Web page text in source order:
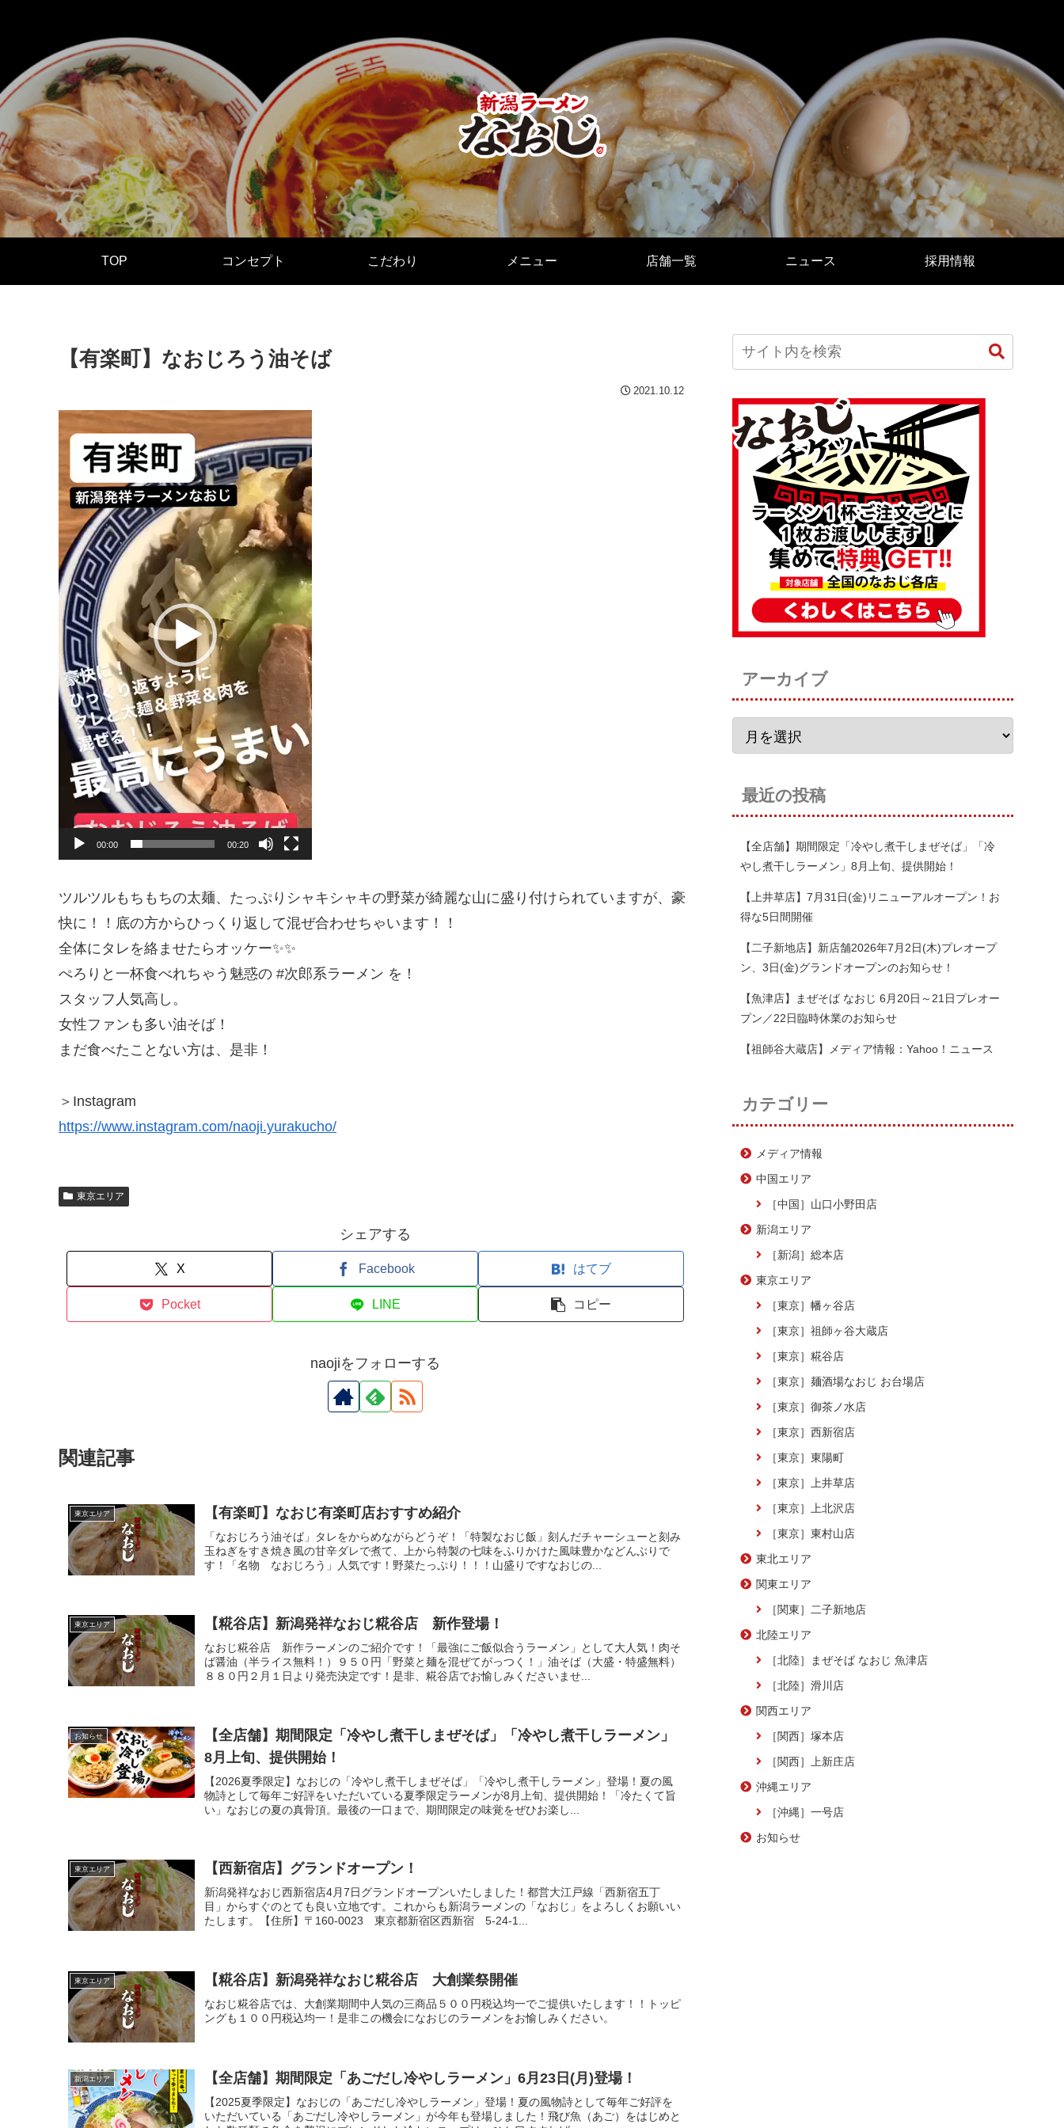
TOP コンセプト こだわり メニュー 店舗一覧 ニュース 採用情報
【有楽町】なおじろう油そば
2021.10.12
画
プ
レ
ー
ヤ
ー
00:00 00:20
ツルツルもちもちの太麺、たっぷりシャキシャキの野菜が綺麗な山に盛り付けられていますが、豪
快に！！底の方からひっくり返して混ぜ合わせちゃいます！！
全体にタレを絡ませたらオッケー✨✨
ぺろりと一杯食べれちゃう魅惑の #次郎系ラーメン を！
スタッフ人気高し。
女性ファンも多い油そば！
まだ食べたことない方は、是非！
＞Instagram
https://www.instagram.com/naoji.yurakucho/
東京エリア
シェアする
X Facebook はてブ
Pocket LINE コピー
naojiをフォローする
関連記事
東京エリア 【有楽町】なおじ有楽町店おすすめ紹介
「なおじろう油そば」タレをからめながらどうぞ！「特製なおじ飯」刻んだチャーシューと刻み
玉ねぎをすき焼き風の甘辛ダレで煮て、上から特製の七味をふりかけた風味豊かなどんぶりで
す！「名物 なおじろう」人気です！野菜たっぷり！！！山盛りですなおじの...
東京エリア 【糀谷店】新潟発祥なおじ糀谷店 新作登場！
なおじ糀谷店 新作ラーメンのご紹介です！「最強にご飯似合うラーメン」として大人気！肉そ
ば醤油（半ライス無料！）９５０円「野菜と麺を混ぜてがっつく！」油そば（大盛・特盛無料）
８８０円２月１日より発売決定です！是非、糀谷店でお愉しみくださいませ...
お知らせ
【全店舗】期間限定「冷やし煮干しまぜそば」「冷やし煮干しラーメン」
8月上旬、提供開始！
【2026夏季限定】なおじの「冷やし煮干しまぜそば」「冷やし煮干しラーメン」登場！夏の風
物詩として毎年ご好評をいただいている夏季限定ラーメンが8月上旬、提供開始！「冷たくて旨
い」なおじの夏の真骨頂。最後の一口まで、期間限定の味覚をぜひお楽し...
東京エリア 【西新宿店】グランドオープン！
新潟発祥なおじ西新宿店4月7日グランドオープンいたしました！都営大江戸線「西新宿五丁
目」からすぐのとても良い立地です。これからも新潟ラーメンの「なおじ」をよろしくお願いい
たします。【住所】〒160-0023 東京都新宿区西新宿 5-24-1...
東京エリア 【糀谷店】新潟発祥なおじ糀谷店 大創業祭開催
なおじ糀谷店では、大創業期間中人気の三商品５００円税込均一でご提供いたします！！トッピ
ングも１００円税込均一！是非この機会になおじのラーメンをお愉しみください。
新潟エリア 【全店舗】期間限定「あごだし冷やしラーメン」6月23日(月)登場！
【2025夏季限定】なおじの「あごだし冷やしラーメン」登場！夏の風物詩として毎年ご好評を
いただいている「あごだし冷やしラーメン」が今年も登場しました！飛び魚（あご）をはじめと
アーカイブ
最近の投稿
【全店舗】期間限定「冷やし煮干しまぜそば」「冷
やし煮干しラーメン」8月上旬、提供開始！
【上井草店】7月31日(金)リニューアルオープン！お
得な5日間開催
【二子新地店】新店舗2026年7月2日(木)プレオープ
ン、3日(金)グランドオープンのお知らせ！
【魚津店】まぜそば なおじ 6月20日～21日プレオー
プン／22日臨時休業のお知らせ
【祖師谷大蔵店】メディア情報：Yahoo！ニュース
カテゴリー
メディア情報
中国エリア
［中国］山口小野田店
新潟エリア
［新潟］総本店
東京エリア
［東京］幡ヶ谷店
［東京］祖師ヶ谷大蔵店
［東京］糀谷店
［東京］麺酒場なおじ お台場店
［東京］御茶ノ水店
［東京］西新宿店
［東京］東陽町
［東京］上井草店
［東京］上北沢店
［東京］東村山店
東北エリア
関東エリア
［関東］二子新地店
北陸エリア
［北陸］まぜそば なおじ 魚津店
［北陸］滑川店
関西エリア
［関西］塚本店
［関西］上新庄店
沖縄エリア
［沖縄］一号店
お知らせ